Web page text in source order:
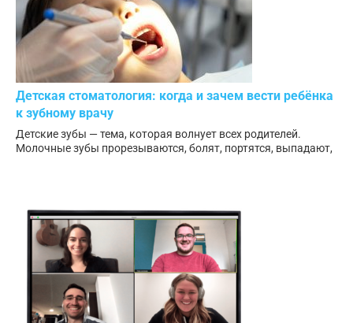
Детская стоматология: когда и зачем вести ребёнка
к зубному врачу
Детские зубы — тема, которая волнует всех родителей.
Молочные зубы прорезываются, болят, портятся, выпадают,